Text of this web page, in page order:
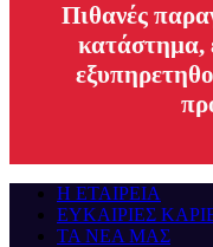
Πιθανές
κατάστημα,
Η ΕΤΑΙΡΕΙΑ
ΕΥΚΑΙΡΙΕΣ
ΤΑ ΝΕΑ ΜΑΣ